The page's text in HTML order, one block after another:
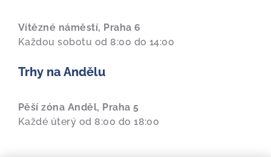
Vítězné náměstí, Praha 6
Každou sobotu od 8:00 do 14:00
Trhy na Andělu
Pěší zóna Anděl, Praha 5
Každé úterý od 8:00 do 18:00